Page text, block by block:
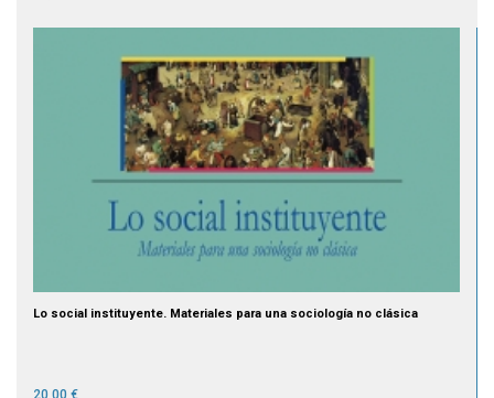
Lo social instituyente. Materiales para una sociología no clásica
20,00 €